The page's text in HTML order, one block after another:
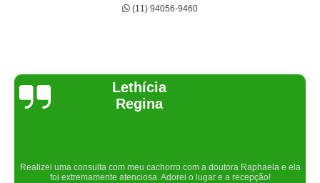
(11) 94056-9460
Joelma Lilian
Um lugar maravilhoso. Sempre serei grata pelo que fizeram por nós!